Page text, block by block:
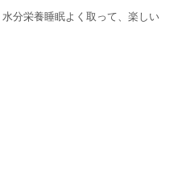
分栄養睡眠よく取って、楽しい